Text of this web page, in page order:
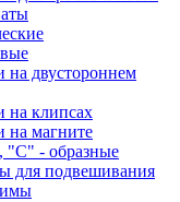
на двустороннем
на клипсах
на магните
- образные
для подвешивания